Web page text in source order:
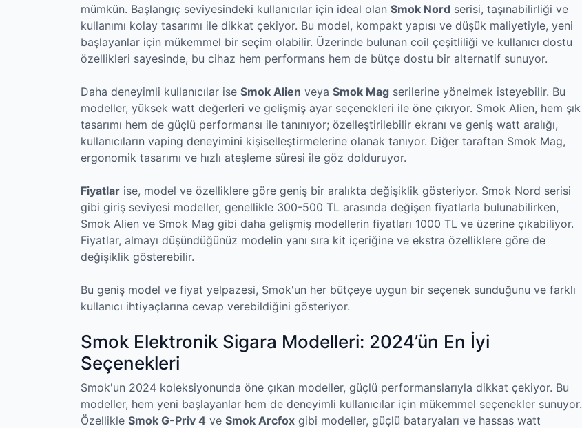
mümkün. Başlangıç seviyesindeki kullanıcılar için ideal olan Smok Nord serisi, taşınabilirliği ve
kullanımı kolay tasarımı ile dikkat çekiyor. Bu model, kompakt yapısı ve düşük maliyetiyle, yeni
başlayanlar için mükemmel bir seçim olabilir. Üzerinde bulunan coil çeşitliliği ve kullanıcı dostu
özellikleri sayesinde, bu cihaz hem performans hem de bütçe dostu bir alternatif sunuyor.
Daha deneyimli kullanıcılar ise Smok Alien veya Smok Mag serilerine yönelmek isteyebilir. Bu
modeller, yüksek watt değerleri ve gelişmiş ayar seçenekleri ile öne çıkıyor. Smok Alien, hem şık
tasarımı hem de güçlü performansı ile tanınıyor; özelleştirilebilir ekranı ve geniş watt aralığı,
kullanıcıların vaping deneyimini kişiselleştirmelerine olanak tanıyor. Diğer taraftan Smok Mag,
ergonomik tasarımı ve hızlı ateşleme süresi ile göz dolduruyor.
Fiyatlar ise, model ve özelliklere göre geniş bir aralıkta değişiklik gösteriyor. Smok Nord serisi
gibi giriş seviyesi modeller, genellikle 300-500 TL arasında değişen fiyatlarla bulunabilirken,
Smok Alien ve Smok Mag gibi daha gelişmiş modellerin fiyatları 1000 TL ve üzerine çıkabiliyor.
Fiyatlar, almayı düşündüğünüz modelin yanı sıra kit içeriğine ve ekstra özelliklere göre de
değişiklik gösterebilir.
Bu geniş model ve fiyat yelpazesi, Smok'un her bütçeye uygun bir seçenek sunduğunu ve farklı
kullanıcı ihtiyaçlarına cevap verebildiğini gösteriyor.
Smok Elektronik Sigara Modelleri: 2024’ün En İyi
Seçenekleri
Smok'un 2024 koleksiyonunda öne çıkan modeller, güçlü performanslarıyla dikkat çekiyor. Bu
modeller, hem yeni başlayanlar hem de deneyimli kullanıcılar için mükemmel seçenekler sunuyor.
Özellikle Smok G-Priv 4 ve Smok Arcfox gibi modeller, güçlü bataryaları ve hassas watt